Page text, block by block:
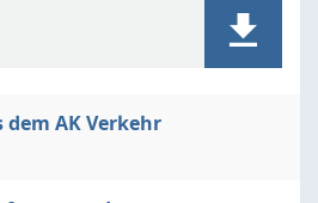
dem AK Verkehr